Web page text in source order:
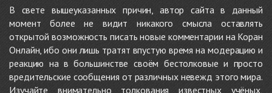
В свете вышеуказанных причин, автор сайта в данный
момент более не видит никакого смысла оставлять
открытой возможность писать новые комментарии на Коран
Онлайн, ибо они лишь тратят впустую время на модерацию и
реакцию на в большинстве своём бестолковые и просто
вредительские сообщения от различных невежд этого мира.
Изучайте внимательно толкования известных учёных,